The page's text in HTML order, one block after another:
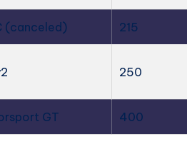
(canceled) 215
250
GT 400